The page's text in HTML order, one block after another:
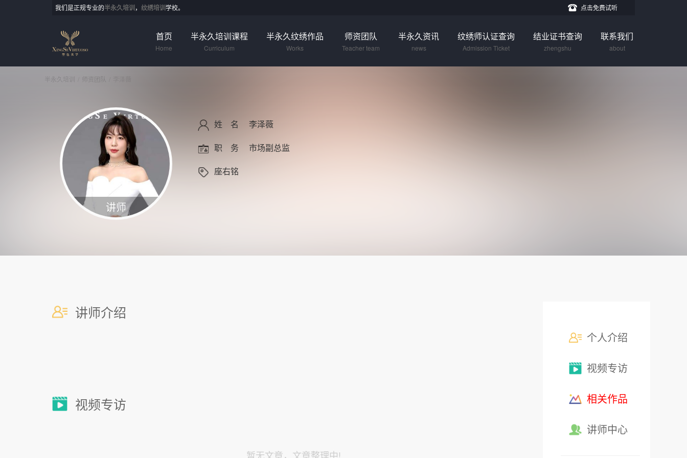
我们是正规专业的半永久培训， 纹绣培训学校。 点击免费试听
首页
Home
半永久培训课程
Curriculum
半永久纹绣作品
Works
师资团队
Teacher team
半永久资讯
news
纹绣师认证查询
Admission Ticket
结业证书查询
zhengshu
联系我们
about
半永久培训 师资团队
讲师
姓 名
李泽薇
职 务
市场副总监
座右铭
讲师介绍
视频专访
暂无文章，文章整理中!
个人介绍
视频专访
相关作品
讲师中心